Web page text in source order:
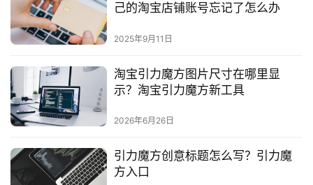
己的淘宝店铺账号忘记了怎么办
2025年9月11日
淘宝引力魔方图片尺寸在哪里显
示？淘宝引力魔方新工具
2026年6月26日
引力魔方创意标题怎么写？引力魔
方入口